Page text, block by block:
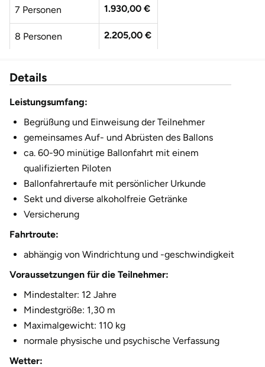
7 Personen 1.930,00 €
8 Personen 2.205,00 €
2.755,00 €
11 Personen
12 Personen 3.305,00 €
Details
Leistungsumfang:
Begrüßung und Einweisung der Teilnehmer
gemeinsames Auf- und Abrüsten des Ballons
ca. 60-90 minütige Ballonfahrt mit einem
qualifizierten Piloten
Ballonfahrertaufe mit persönlicher Urkunde
Sekt und diverse alkoholfreie Getränke
Versicherung
Fahrtroute:
abhängig von Windrichtung und -geschwindigkeit
Voraussetzungen für die Teilnehmer:
Mindestalter: 12 Jahre
Mindestgröße: 1,30 m
Maximalgewicht: 110 kg
normale physische und psychische Verfassung
Wetter: